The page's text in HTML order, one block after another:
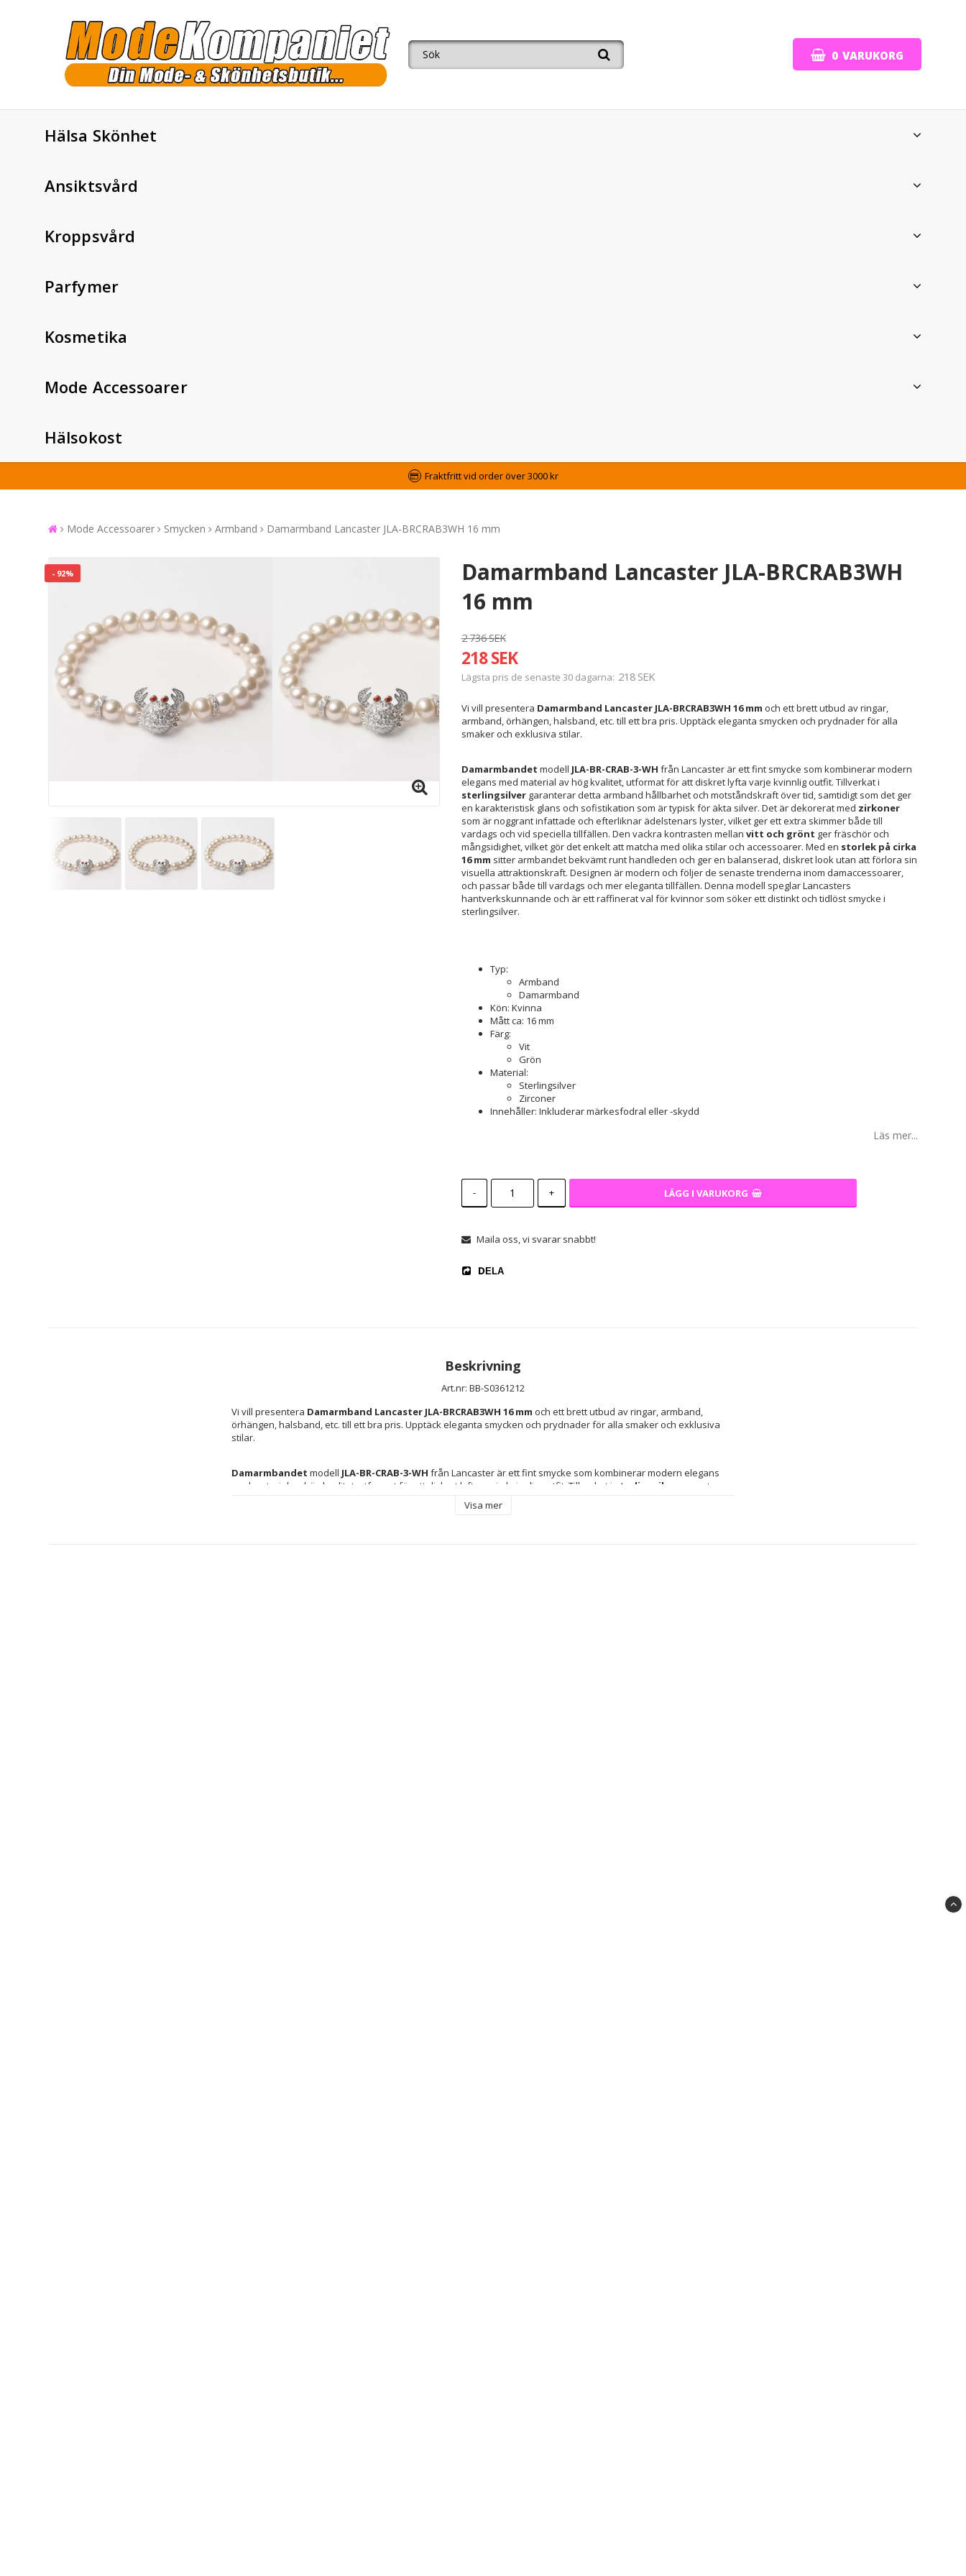
0 VARUKORG
Hälsa Skönhet
Ansiktsvård
Kroppsvård
Parfymer
Kosmetika
Mode Accessoarer
Hälsokost
Fraktfritt vid order över 3000 kr
Mode Accessoarer Smycken Armband Damarmband Lancaster JLA-BRCRAB3WH 16 mm
- 92%
Damarmband Lancaster JLA-BRCRAB3WH
16 mm
2 736 SEK
218 SEK
Lägsta pris de senaste 30 dagarna 218 SEK
Vi vill presentera Damarmband Lancaster JLA-BRCRAB3WH 16 mm och ett brett utbud av ringar,
armband, örhängen, halsband, etc. till ett bra pris. Upptäck eleganta smycken och prydnader för alla
smaker och exklusiva stilar.
Damarmbandet modell JLA-BR-CRAB-3-WH från Lancaster är ett fint smycke som kombinerar modern
elegans med material av hög kvalitet, utformat för att diskret lyfta varje kvinnlig outfit. Tillverkat i
sterlingsilvergaranterar detta armband hållbarhet och motståndskraft över tid, samtidigt som det ger
en karakteristisk glans och sofistikation som är typisk för äkta silver. Det är dekorerat med zirkoner
som är noggrant infattade och efterliknar ädelstenars lyster, vilket ger ett extra skimmer både till
vardags och vid speciella tillfällen. Den vackra kontrasten mellan vitt och grönt ger fräschör och
mångsidighet, vilket gör det enkelt att matcha med olika stilar och accessoarer. Med en storlek på cirka
16 mm sitter armbandet bekvämt runt handleden och ger en balanserad, diskret look utan att förlora sin
visuella attraktionskraft. Designen är modern och följer de senaste trenderna inom damaccessoarer,
och passar både till vardags och mer eleganta tillfällen. Denna modell speglar Lancasters
hantverkskunnande och är ett raffinerat val för kvinnor som söker ett distinkt och tidlöst smycke i
sterlingsilver.
Typ:
Armband
Damarmband
Kön: Kvinna
Mått ca: 16 mm
Färg:
Vit
Grön
Material:
Sterlingsilver
Zirconer
Innehåller: Inkluderar märkesfodral eller -skydd
Läs mer...
- + LÄGG I VARUKORG
Maila oss, vi svarar snabbt!
DELA
Beskrivning
Art.nr: BB-S0361212
Vi vill presentera Damarmband Lancaster JLA-BRCRAB3WH 16 mm och ett brett utbud av ringar, armband,
örhängen, halsband, etc. till ett bra pris. Upptäck eleganta smycken och prydnader för alla smaker och exklusiva
stilar.
Damarmbandet modell JLA-BR-CRAB-3-WH från Lancaster är ett fint smycke som kombinerar modern elegans
med material av hög kvalitet, utformat för att diskret lyfta varje kvinnlig outfit. Tillverkat i
sterlingsilver
garanterar
sofistikation som är typisk för äkta silver. Det är dekorerat med
Visa mer